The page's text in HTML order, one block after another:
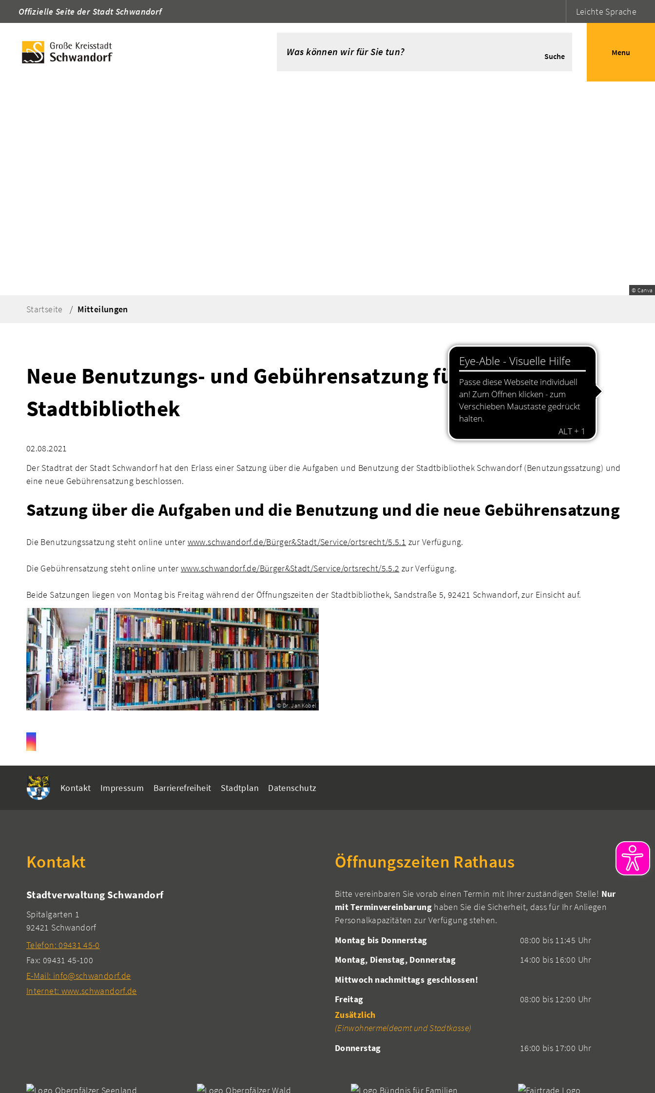
Offizielle Seite der Stadt Schwandorf Leichte Sprache
Suche Menu
© Canva
Startseite Mitteilungen
Neue Benutzungs- und Gebührensatzung für die
Stadtbibliothek
02.08.2021
Der Stadtrat der Stadt Schwandorf hat den Erlass einer Satzung über die Aufgaben und Benutzung der Stadtbibliothek Schwandorf (Benutzungssatzung) und
eine neue Gebührensatzung beschlossen.
Satzung über die Aufgaben und die Benutzung und die neue Gebührensatzung
Die Benutzungssatzung steht online unter www.schwandorf.de/Bürger&Stadt/Service/ortsrecht/5.5.1 zur Verfügung.
Die Gebührensatzung steht online unterwww.schwandorf.de/Bürger&Stadt/Service/ortsrecht/5.5.2 zur Verfügung.
Beide Satzungen liegen von Montag bis Freitag während der Öffnungszeiten der Stadtbibliothek, Sandstraße 5, 92421 Schwandorf, zur Einsicht auf.
© Dr. Jan Kobel
Kontakt Impressum Barrierefreiheit Stadtplan Datenschutz
Kontakt
Stadtverwaltung Schwandorf
Spitalgarten 1
92421 Schwandorf
Telefon: 09431 45-0
Fax: 09431 45-100
E-Mail: info@schwandorf.de
Internet: www.schwandorf.de
Öffnungszeiten Rathaus
Bitte vereinbaren Sie vorab einen Termin mit Ihrer zuständigen Stelle! Nur
mit Terminvereinbarunghaben Sie die Sicherheit, dass für Ihr Anliegen
Personalkapazitäten zur Verfügung stehen.
Montag bis Donnerstag
Montag, Dienstag, Donnerstag
Mittwoch nachmittags geschlossen!
08:00 bis 11:45 Uhr
14:00 bis 16:00 Uhr
Freitag
08:00 bis 12:00 Uhr
Zusätzlich
(Einwohnermeldeamt und Stadtkasse)
Donnerstag
16:00 bis 17:00 Uhr